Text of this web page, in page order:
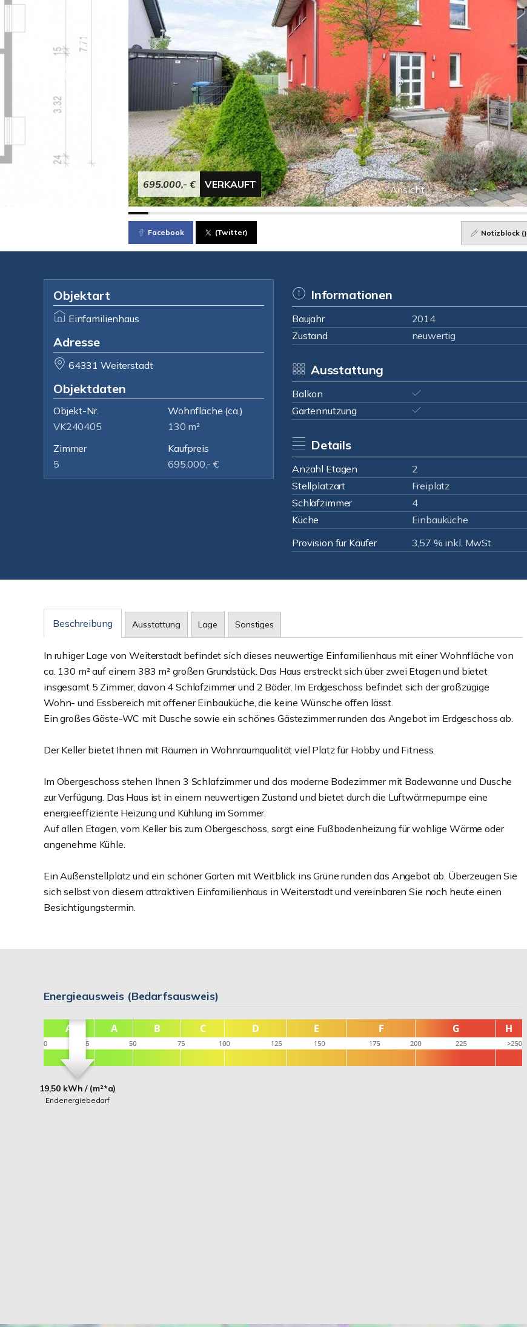
Ansicht
695.000,- € VERKAUFT
Facebook (Twitter) Notizblock ()
Objektart
Einfamilienhaus
Adresse
64331 Weiterstadt
Objektdaten
Objekt-Nr.
VK240405
Wohnfläche (ca.)
130 m²
Zimmer
5
Kaufpreis
695.000,- €
Informationen
Baujahr 2014
Zustand
neuwertig
Ausstattung
Balkon
Gartennutzung
Details
Anzahl Etagen 2
Stellplatzart
Freiplatz
Schlafzimmer
4
Küche
Einbauküche
Provision für Käufer
3,57 % inkl. MwSt.
Beschreibung Ausstattung Lage Sonstiges
In ruhiger Lage von Weiterstadt befindet sich dieses neuwertige Einfamilienhaus mit einer Wohnfläche von
ca. 130 m² auf einem 383 m² großen Grundstück. Das Haus erstreckt sich über zwei Etagen und bietet
insgesamt 5 Zimmer, davon 4 Schlafzimmer und 2 Bäder. Im Erdgeschoss befindet sich der großzügige
Wohn- und Essbereich mit offener Einbauküche, die keine Wünsche offen lässt.
Ein großes Gäste-WC mit Dusche sowie ein schönes Gästezimmer runden das Angebot im Erdgeschoss ab.
Der Keller bietet Ihnen mit Räumen in Wohnraumqualität viel Platz für Hobby und Fitness.
Im Obergeschoss stehen Ihnen 3 Schlafzimmer und das moderne Badezimmer mit Badewanne und Dusche
zur Verfügung. Das Haus ist in einem neuwertigen Zustand und bietet durch die Luftwärmepumpe eine
energieeffiziente Heizung und Kühlung im Sommer.
Auf allen Etagen, vom Keller bis zum Obergeschoss, sorgt eine Fußbodenheizung für wohlige Wärme oder
angenehme Kühle.
Ein Außenstellplatz und ein schöner Garten mit Weitblick ins Grüne runden das Angebot ab. Überzeugen Sie
sich selbst von diesem attraktiven Einfamilienhaus in Weiterstadt und vereinbaren Sie noch heute einen
Besichtigungstermin.
Energieausweis (Bedarfsausweis)
19,50 kWh / (m²*a)
Endenergiebedarf